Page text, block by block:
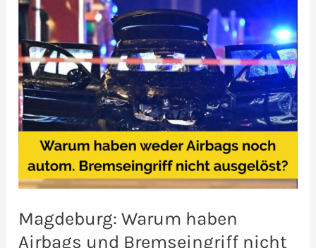
Magdeburg: Warum haben
Airbags und Bremseingriff nicht